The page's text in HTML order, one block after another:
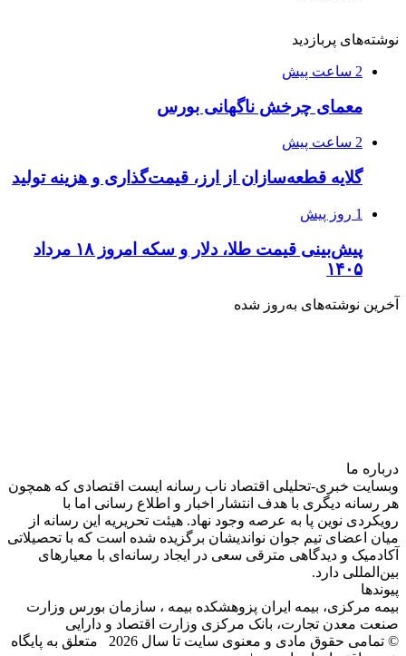
نوشته‌های پربازدید
2 ساعت پیش
معمای چرخش ناگهانی بورس
2 ساعت پیش
گلایه قطعه‌سازان از ارز، قیمت‌گذاری و هزینه تولید
1 روز پیش
پیش‌بینی قیمت طلا، دلار و سکه امروز ۱۸ مرداد
۱۴۰۵
آخرین نوشته‌های‌ به‌روز شده
درباره‌ ما
وبسایت خبری-تحلیلی اقتصاد ناب رسانه‌ ایست اقتصادی که همچون
هر رسانه دیگری با هدف انتشار اخبار و اطلاع رسانی اما با
رویکردی نوین پا به عرصه وجود نهاد. هیئت تحریریه این رسانه از
میان اعضای تیم جوان نواندیشان برگزیده شده است که با تحصیلاتی
آکادمیک و دیدگاهی‌ مترقی سعی در ایجاد رسانه‌ای با معیار‌های
بین‌المللی دارد.
پیوندها
بیمه مرکزی، بیمه ایران پزوهشکده بیمه ، سازمان بورس وزارت
صنعت معدن تجارت، بانک مرکزی وزارت اقتصاد و دارایی
© تمامی حقوق مادی و معنوی سایت تا سال 2026 متعلق به پایگاه